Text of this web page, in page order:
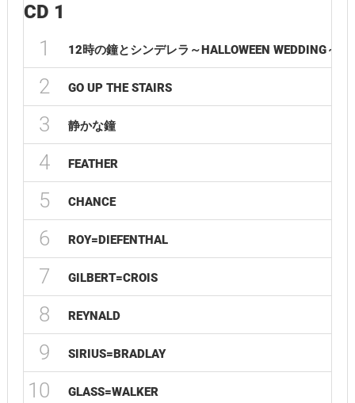
CD 1
1 12時の鐘とシンデレラ～HALLOWEEN WEDDING～
2 GO UP THE STAIRS
3 静かな鐘
4 FEATHER
5 CHANCE
6 ROY=DIEFENTHAL
7 GILBERT=CROIS
8 REYNALD
9 SIRIUS=BRADLAY
10 GLASS=WALKER